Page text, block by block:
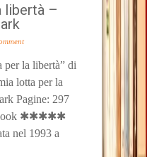
libertà –
per la libertà” di
lotta per la
Pagine: 297
✱✱✱✱✱
nel 1993 a